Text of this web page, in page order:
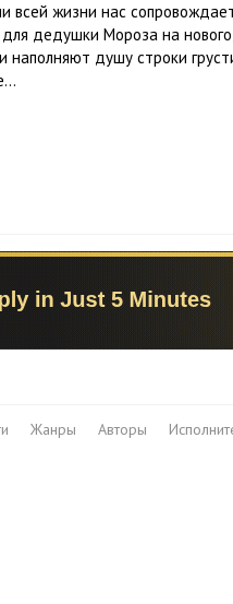
жизни нас
для дедушки Мороза на
наполняют душу строки
Жанры Авторы